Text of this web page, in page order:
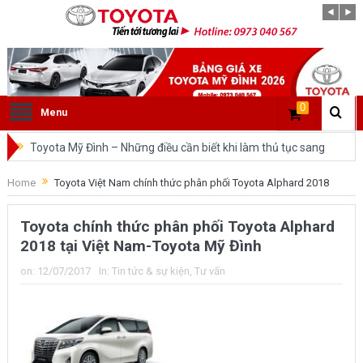
Menu 0
Toyota Mỹ Đình – Những điều cần biết khi làm thủ tục sang
tên ô tô trong cùng tỉnh.
So sánh Toyota Veloz Cross và Toyota Innova: Nên chọn xe
nào?
Đánh giá tổng quan về xe Toyota Veloz Cross 2022 HOT
Những dòng xe của Toyota đang chiếm lĩnh tại thị trường
Việt Nam?
Home Toyota Việt Nam chính thức phân phối Toyota Alphard 2018
Toyota chính thức phân phối Toyota Alphard
2018 tại Việt Nam-Toyota Mỹ Đình
on: 12/07/2017 In: Tin tức & sự kiện Tư vấn